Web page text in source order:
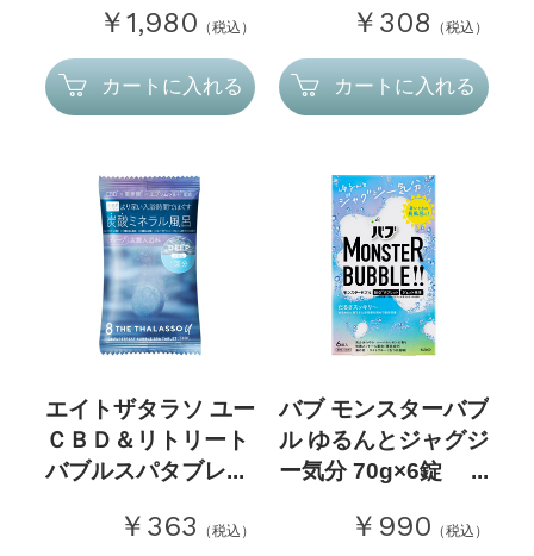
￥1,980 （税込）
カートに入れる
￥308 （税込）
カートに入れる
エイトザタラソ ユー
ＣＢＤ＆リトリート
バブルスパタブレ...
￥363 （税込）
バブ モンスターバブ
ル ゆるんとジャグジ
ー気分 70g×6錠 ...
￥990 （税込）